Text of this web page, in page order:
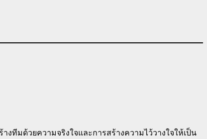
งทีมด้วยความจริงใจและการสร้างความไว้วางใจให้เป็น